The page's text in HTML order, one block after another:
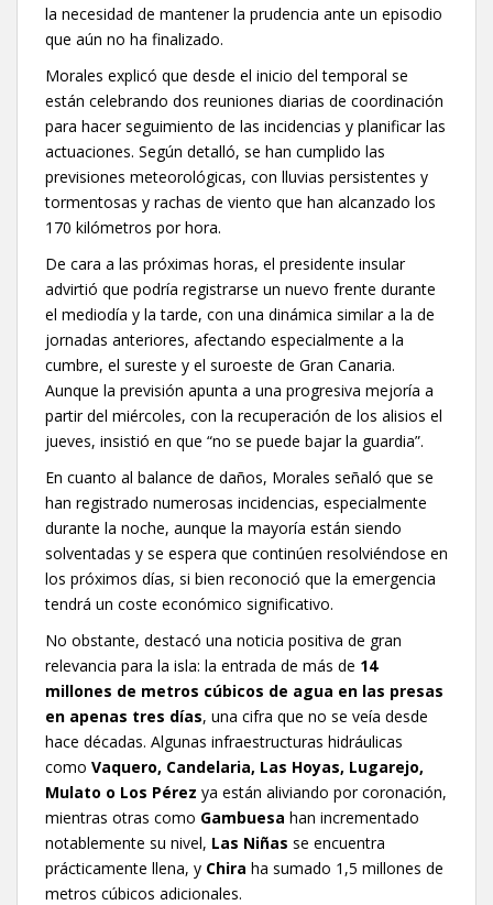
la necesidad de mantener la prudencia ante un episodio
que aún no ha finalizado.
Morales explicó que desde el inicio del temporal se
están celebrando dos reuniones diarias de coordinación
para hacer seguimiento de las incidencias y planificar las
actuaciones. Según detalló, se han cumplido las
previsiones meteorológicas, con lluvias persistentes y
tormentosas y rachas de viento que han alcanzado los
170 kilómetros por hora.
De cara a las próximas horas, el presidente insular
advirtió que podría registrarse un nuevo frente durante
el mediodía y la tarde, con una dinámica similar a la de
jornadas anteriores, afectando especialmente a la
cumbre, el sureste y el suroeste de Gran Canaria.
Aunque la previsión apunta a una progresiva mejoría a
partir del miércoles, con la recuperación de los alisios el
jueves, insistió en que “no se puede bajar la guardia”.
En cuanto al balance de daños, Morales señaló que se
han registrado numerosas incidencias, especialmente
durante la noche, aunque la mayoría están siendo
solventadas y se espera que continúen resolviéndose en
los próximos días, si bien reconoció que la emergencia
tendrá un coste económico significativo.
No obstante, destacó una noticia positiva de gran
relevancia para la isla: la entrada de más de 14
millones de metros cúbicos de agua en las presas
en apenas tres días, una cifra que no se veía desde
hace décadas. Algunas infraestructuras hidráulicas
como Vaquero, Candelaria, Las Hoyas, Lugarejo,
Mulato o Los Pérez ya están aliviando por coronación,
mientras otras como Gambuesa han incrementado
notablemente su nivel, Las Niñas se encuentra
prácticamente llena, y Chira ha sumado 1,5 millones de
metros cúbicos adicionales.